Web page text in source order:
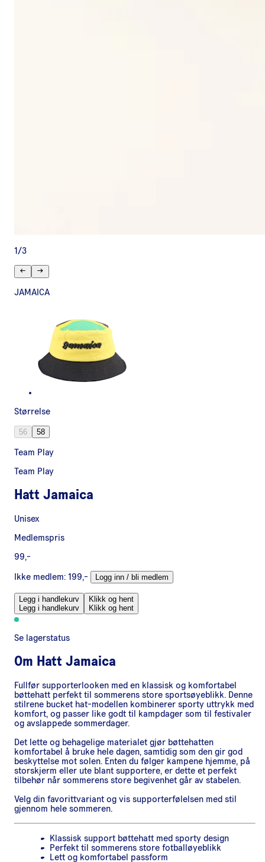
1 /3
JAMAICA
Størrelse
56 58
Team Play
Team Play
Hatt Jamaica
Unisex
Medlemspris
99,-
Ikke medlem: 199,- Logg inn / bli medlem
Legg i handlekurv
Legg i handlekurv
Klikk og hent
Klikk og hent
Se lagerstatus
Om Hatt Jamaica
Fullfør supporterlooken med en klassisk og komfortabel
bøttehatt perfekt til sommerens store sportsøyeblikk. Denne
stilrene bucket hat-modellen kombinerer sporty uttrykk med
komfort, og passer like godt til kampdager som til festivaler
og avslappede sommerdager.
Det lette og behagelige materialet gjør bøttehatten
komfortabel å bruke hele dagen, samtidig som den gir god
beskyttelse mot solen. Enten du følger kampene hjemme, på
storskjerm eller ute blant supportere, er dette et perfekt
tilbehør når sommerens store begivenhet går av stabelen.
Velg din favorittvariant og vis supporterfølelsen med stil
gjennom hele sommeren.
Klassisk support bøttehatt med sporty design
Perfekt til sommerens store fotballøyeblikk
Lett og komfortabel passform